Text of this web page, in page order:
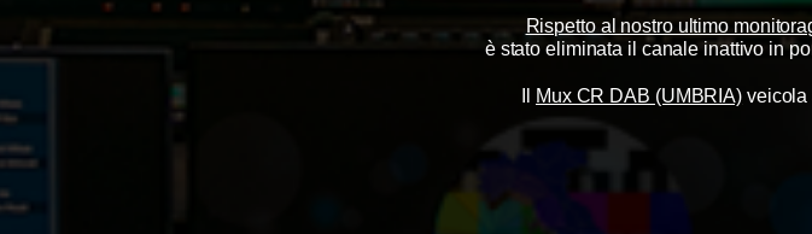
Rispetto al nostro ultimo
è stato eliminata il canale inattivo in
Mux CR DAB (UMBRIA) veicola